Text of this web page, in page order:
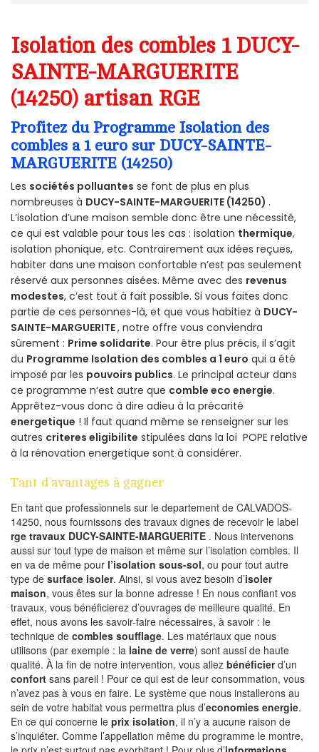
Isolation des combles 1 DUCY-
SAINTE-MARGUERITE
(14250) artisan RGE
Profitez du Programme Isolation des
combles a 1 euro sur DUCY-SAINTE-
MARGUERITE (14250)
Les sociétés polluantes se font de plus en plus
nombreuses à DUCY-SAINTE-MARGUERITE (14250) .
L’isolation d’une maison semble donc être une nécessité,
ce qui est valable pour tous les cas : isolation thermique,
isolation phonique, etc. Contrairement aux idées reçues,
habiter dans une maison confortable n’est pas seulement
réservé aux personnes aisées. Même avec des revenus
modestes, c’est tout à fait possible. Si vous faites donc
partie de ces personnes-là, et que vous habitiez à DUCY-
SAINTE-MARGUERITE, notre offre vous conviendra
sûrement : Prime solidarite. Pour être plus précis, il s’agit
du Programme Isolation des combles a 1 euro qui a été
imposé par les pouvoirs publics. Le principal acteur dans
ce programme n’est autre que comble eco energie.
Apprêtez-vous donc à dire adieu à la précarité
energetique ! Il faut quand même se renseigner sur les
autres criteres eligibilite stipulées dans la loi POPE relative
à la rénovation energetique sont à considérer.
Tant d’avantages à gagner
En tant que professionnels sur le departement de CALVADOS-
14250, nous fournissons des travaux dignes de recevoir le label
rge travaux DUCY-SAINTE-MARGUERITE . Nous intervenons
aussi sur tout type de maison et même sur l’isolation combles. Il
en va de même pour l’isolation sous-sol, ou pour tout autre
type de surface isoler. Ainsi, si vous avez besoin d’isoler
maison, vous êtes sur la bonne adresse ! En nous confiant vos
travaux, vous bénéficierez d’ouvrages de meilleure qualité. En
effet, nous avons les savoir-faire nécessaires, à savoir : le
technique de combles soufflage. Les matériaux que nous
utilisons (par exemple : la laine de verre) sont aussi de haute
qualité. À la fin de notre intervention, vous allez bénéficierd’un
confort sans pareil ! Pour ce qui est de leur consommation, vous
n’avez pas à vous en faire. Le système que nous installerons au
sein de votre habitat vous permettra plus d’economies energie.
En ce qui concerne le prix isolation, il n’y a aucune raison de
s’inquiéter. Comme l’appellation même du programme le montre,